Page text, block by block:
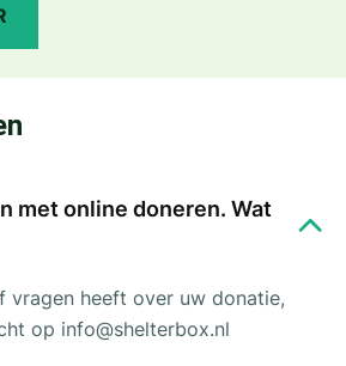
met online doneren. Wat
vragen heeft over uw donatie,
op info@shelterbox.nl